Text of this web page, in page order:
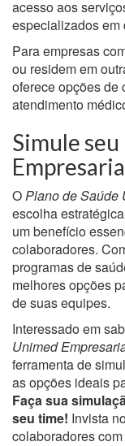
acesso aos
especializados em
Para empresas
ou residem em
oferece opções de
atendimento
Simule
OPlano de Saúde
escolha
um benefício
colaboradores.
programas de
melhores opções
de suas equipes.
Interessado em
Unimed
ferramenta de
as opções ideais
Faça sua
seu time! Invista
colaboradores